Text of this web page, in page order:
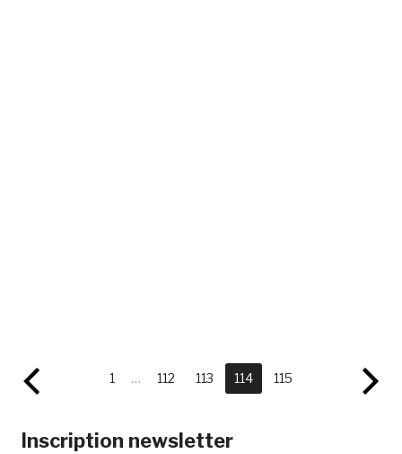
1 … 112 113 114 115
Inscription newsletter